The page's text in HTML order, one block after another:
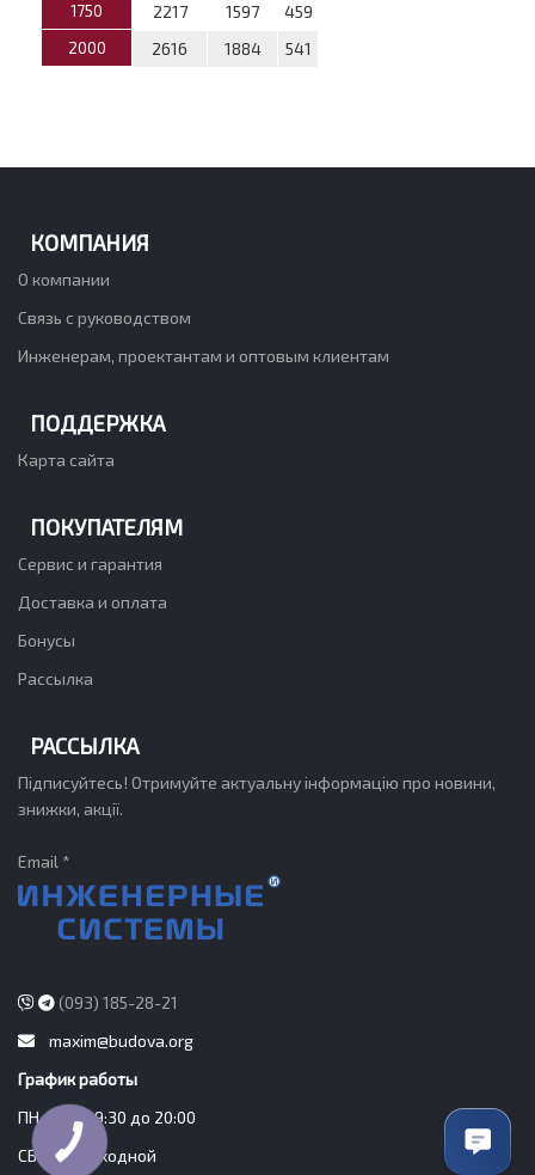
1750 2217 1597 459
2000 2616 1884 541
КОМПАНИЯ
О компании
Связь с руководством
Инженерам, проектантам и оптовым клиентам
ПОДДЕРЖКА
Карта сайта
ПОКУПАТЕЛЯМ
Сервис и гарантия
Доставка и оплата
Бонусы
Рассылка
РАССЫЛКА
Підписуйтесь! Отримуйте актуальну інформацію про новини,
знижки, акції.
Email *
(093) 185-28-21
maxim@budova.org
График работы
ПН-ПТ - з 9:30 до 20:00
СБ-ВС - Выходной